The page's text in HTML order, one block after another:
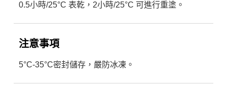
0.5小時/25°C 表乾，2小時/25°C 可進行重塗。
注意事項
5°C-35°C密封儲存，嚴防冰凍。